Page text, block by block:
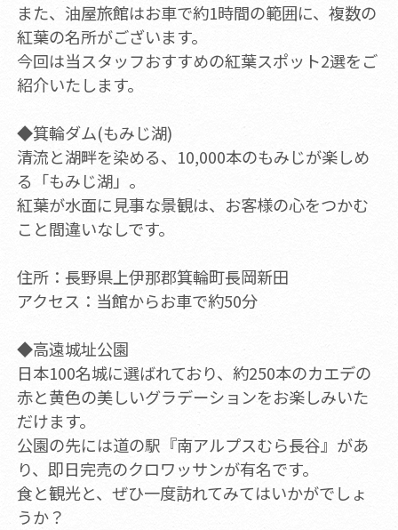
また、油屋旅館はお車で約1時間の範囲に、複数の
紅葉の名所がございます。
今回は当スタッフおすすめの紅葉スポット2選をご
紹介いたします。
◆箕輪ダム(もみじ湖)
清流と湖畔を染める、10,000本のもみじが楽しめ
る「もみじ湖」。
紅葉が水面に見事な景観は、お客様の心をつかむ
こと間違いなしです。
住所：長野県上伊那郡箕輪町長岡新田
アクセス：当館からお車で約50分
◆高遠城址公園
日本100名城に選ばれており、約250本のカエデの
赤と黄色の美しいグラデーションをお楽しみいた
だけます。
公園の先には道の駅『南アルプスむら長谷』があ
り、即日完売のクロワッサンが有名です。
食と観光と、ぜひ一度訪れてみてはいかがでしょ
うか？